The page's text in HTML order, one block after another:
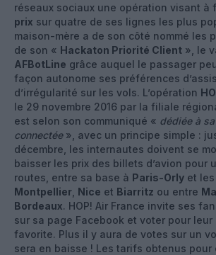
réseaux sociaux une opération visant à
prix sur quatre de ses lignes les plus
maison-mère a de son côté nommé les
de son « Hackaton Priorité Client », le
AFBotLine grâce auquel le passager
façon autonome ses préférences
d’irrégularité sur les vols. L’opération
le 29 novembre 2016 par la filiale
est selon son communiqué « dédiée à
connectée», avec un principe simple :
décembre, les internautes doivent se
baisser les prix des billets d’avion pour
routes, entre sa base à Paris-Orly et
Montpellier Nice et Biarritz ou entre
Bordeaux. HOP! Air France invite ses
sur sa page Facebook et voter pour
favorite. Plus il y aura de votes sur un
sera en baisse ! Les tarifs obtenus pour